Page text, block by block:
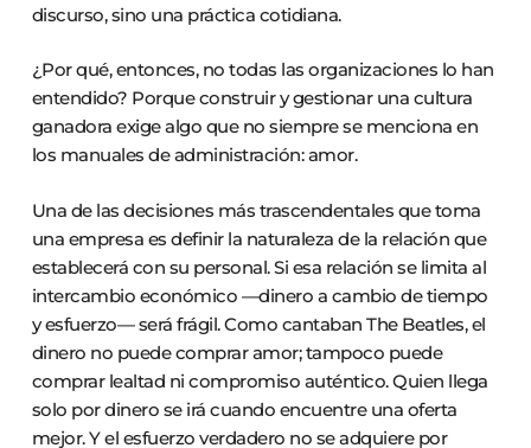
discurso, sino una práctica cotidiana.
¿Por qué, entonces, no todas las organizaciones lo han
entendido? Porque construir y gestionar una cultura
ganadora exige algo que no siempre se menciona en
los manuales de administración: amor.
Una de las decisiones más trascendentales que toma
una empresa es definir la naturaleza de la relación que
establecerá con su personal. Si esa relación se limita al
intercambio económico —dinero a cambio de tiempo
y esfuerzo— será frágil. Como cantaban The Beatles, el
dinero no puede comprar amor; tampoco puede
comprar lealtad ni compromiso auténtico. Quien llega
solo por dinero se irá cuando encuentre una oferta
mejor. Y el esfuerzo verdadero no se adquiere por